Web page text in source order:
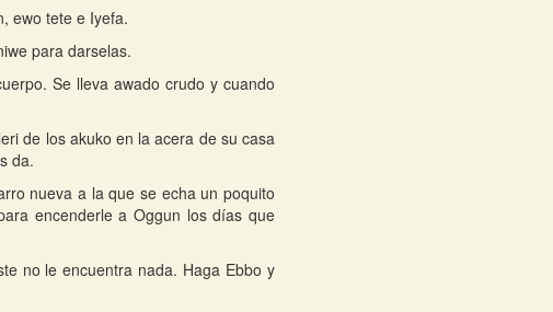
ewo tete e Iyefa.
para darselas.
Se lleva awado crudo y cuando
de los akuko en la acera de su casa
da.
nueva a la que se echa un poquito
encenderle a Oggun los días que
no le encuentra nada. Haga Ebbo y